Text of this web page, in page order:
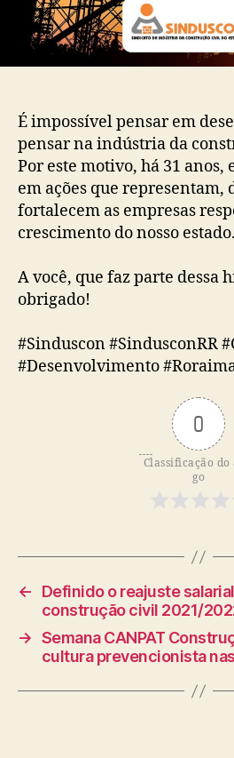
É impossível pensar em
pensar na indústria da
Por este motivo, há 31 anos,
em ações que representam,
fortalecem as empresas
crescimento do nosso estado.
A você, que faz parte dessa
obrigado!
#Sinduscon #SindusconRR
#Desenvolvimento
0
Classificação
go
←
Definido o reajuste
construção civil 2021/
→ Semana CANPAT
cultura prevencionista